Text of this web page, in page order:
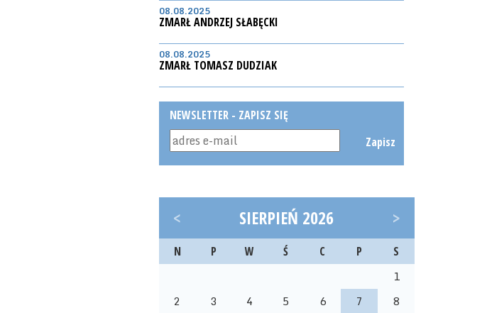
08.08.2025
ZMARŁ ANDRZEJ SŁABĘCKI
08.08.2025
ZMARŁ TOMASZ DUDZIAK
NEWSLETTER - ZAPISZ SIĘ
Zapisz
< SIERPIEŃ 2026 >
N P W Ś C P S
1
2
3 4 5 6 7
8